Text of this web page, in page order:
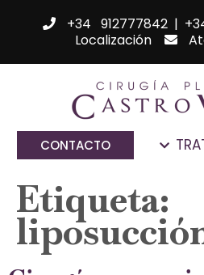
+34 912777842|
Localización
CONTACTO
Etiqueta: